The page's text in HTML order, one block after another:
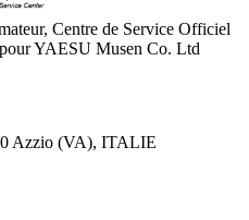
Centre de Service Officiel
YAESU Musen Co. Ltd
Azzio (VA), ITALIE